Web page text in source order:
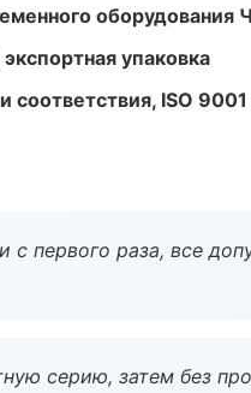
оборудования
упаковка
соответствия, ISO 9001
с первого раза, все
серию, затем без